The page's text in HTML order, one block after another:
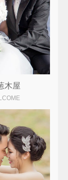
木屋